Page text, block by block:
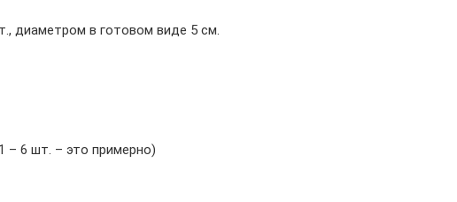
диаметром в готовом виде 5 см.
– 6 шт. – это примерно)